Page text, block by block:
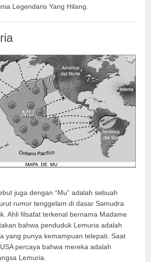
Legendaris Yang Hilang.
juga dengan “Mu” adalah sebuah
rumor tenggelam di dasar Samudra
Ahli filsafat terkenal bernama Madame
bahwa penduduk Lemuria adalah
yang punya kemampuan telepati. Saat
percaya bahwa mereka adalah
Lemuria.